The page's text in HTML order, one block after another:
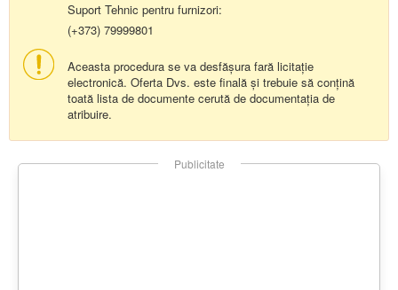
Suport Tehnic pentru furnizori:
(+373) 79999801
Aceasta procedura se va desfășura fară licitație
electronică. Oferta Dvs. este finală și trebuie să conțină
toată lista de documente cerută de documentația de
atribuire.
Publicitate